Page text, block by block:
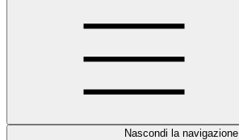
Nascondi la navigazione